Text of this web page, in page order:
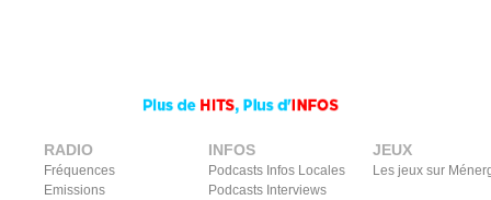
RADIO
Fréquences
Emissions
INFOS
Podcasts Infos Locales
Podcasts Interviews
JEUX
Les jeux sur